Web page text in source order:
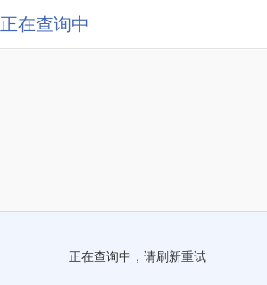
正在查询中
正在查询中，请刷新重试